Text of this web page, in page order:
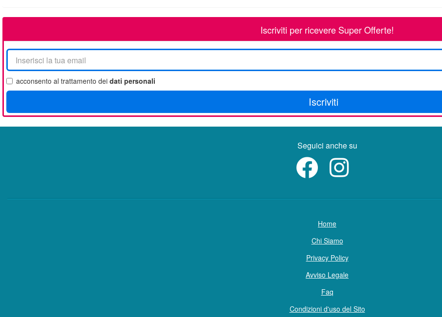
Iscriviti per ricevere Super Offerte!
La
tua
email
acconsento al trattamento dei dati personali
Iscriviti
Seguici anche su
Home
Chi Siamo
Privacy Policy
Avviso Legale
Faq
Condizioni d'uso del Sito